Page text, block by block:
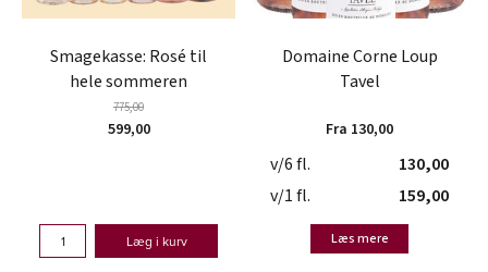
Smagekasse: Rosé til
hele sommeren
775,00
599,00
Læg i kurv
Domaine Corne Loup
Tavel
Fra 130,00
v/6 fl.
130,00
v/1 fl.
159,00
Læs mere